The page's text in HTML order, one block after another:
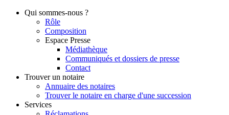
Qui sommes-nous ?
Rôle
Composition
Espace Presse
Médiathèque
Communiqués et dossiers de presse
Contact
Trouver un notaire
Annuaire des notaires
Trouver le notaire en charge d'une succession
Services